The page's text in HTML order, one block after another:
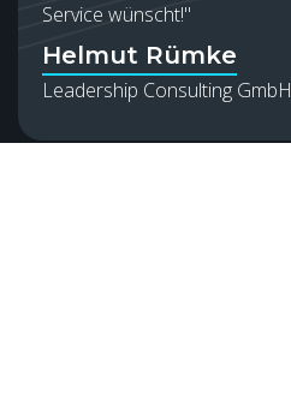
Service wünscht!"
Helmut Rümke
Leadership Consulting GmbH